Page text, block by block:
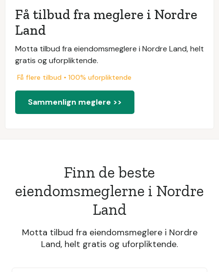
Få tilbud fra meglere i Nordre
Land
Motta tilbud fra eiendomsmeglere i Nordre Land, helt
gratis og uforpliktende.
Få flere tilbud • 100% uforpliktende
Sammenlign meglere >>
Finn de beste
eiendomsmeglerne i Nordre
Land
Motta tilbud fra eiendomsmeglere i Nordre
Land, helt gratis og uforpliktende.